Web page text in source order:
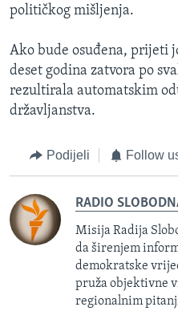
političkog mišljenja.
Ako bude osuđena, prijeti
deset godina zatvora po
rezultirala automatskim
državljanstva.
Podijeli Follow
RADIO
Misija Radija
da širenjem
demokratske
pruža objektivne
regionalnim